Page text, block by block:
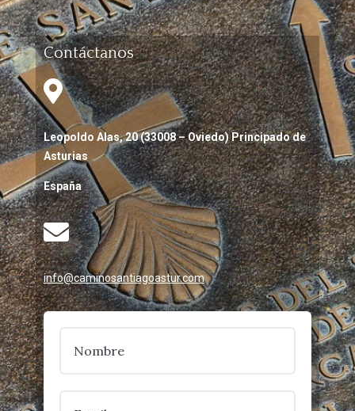
Contáctanos

Leopoldo Alas, 20 (33008 – Oviedo) Principado de
Asturias
España

info@caminosantiagoastur.com